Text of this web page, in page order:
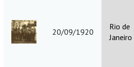
20/09/1920
Rio de
Janeiro